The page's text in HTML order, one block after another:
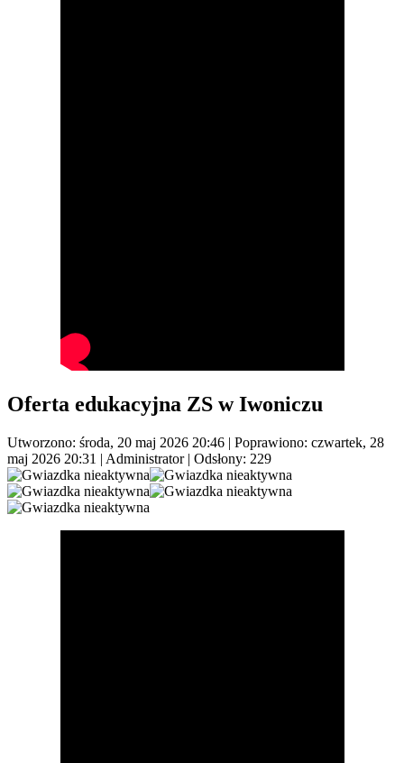
Oferta edukacyjna ZS w Iwoniczu
Utworzono: środa, 20 maj 2026 20:46 | Poprawiono: czwartek, 28
maj 2026 20:31 | Administrator| Odsłony: 229